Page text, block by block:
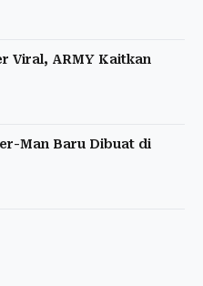
Viral, ARMY Kaitkan
Man Baru Dibuat di